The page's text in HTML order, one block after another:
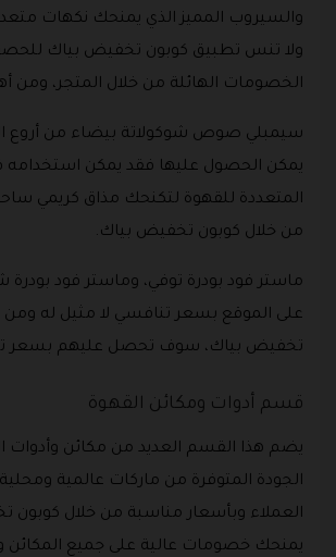
والسيروب المميز الذي يمنحك نكهات
ولا تنس تطبيق كوبون تخفيض بياك
الخصومات الهائلة من خلال المتجر، ومن
سيمبلي صوص شوكولاتة بيضاء من أروع
يمكن الحصول عليها فقد يمكن استخدامه
المتعددة للقهوة لتكنحك مذاق كريمي
من خلال كوبون تخفيض بياك.
ماستر فود بودرة توفي، وماستر فود بودرة
على الموقع بسعر تنافسي لا مثيل له ومن
تخفيض بياك، سوف تحصل عليهم بسعر
قسم أدوات ومكائن القهوة
يضم هذا القسم العديد من مكائن وأدوات
الجودة المتوفرة من ماركات عالمية
العملاء وبأسعار مناسبة من خلال كوبون
يمنحك خصومات عالية على جميع المكائن